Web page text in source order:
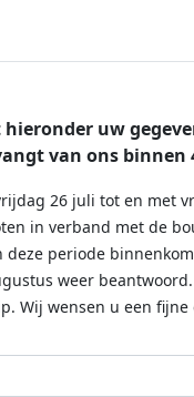
hieronder uw
van ons binnen
26 juli tot en met
in verband met de
deze periode
weer
Wij wensen u een fijne